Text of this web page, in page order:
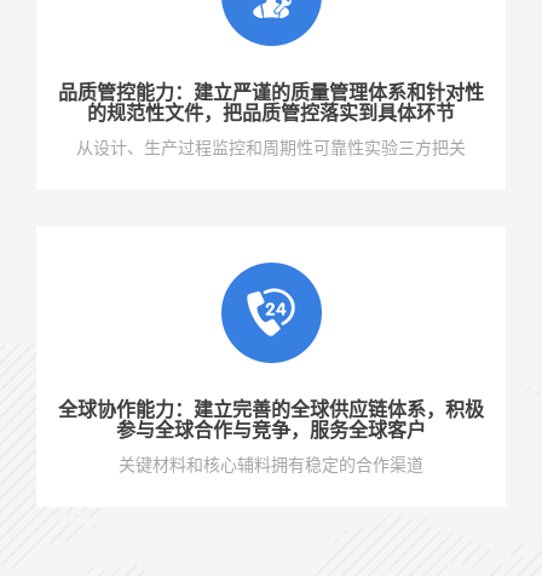
品质管控能力：建立严谨的质量管理体系和针对性
的规范性文件，把品质管控落实到具体环节
从设计、生产过程监控和周期性可靠性实验三方把关
全球协作能力：建立完善的全球供应链体系，积极
参与全球合作与竞争，服务全球客户
关键材料和核心辅料拥有稳定的合作渠道